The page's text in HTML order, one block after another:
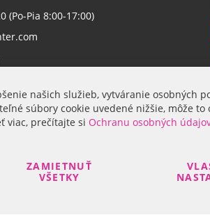
(Po-Pia 8:00-17:00)
našich služieb, vytváranie osobných
súbory cookie uvedené nižšie, môže to
viac, prečítajte si Ochranu osobných
ZAMIETNUŤ
VŠETKY